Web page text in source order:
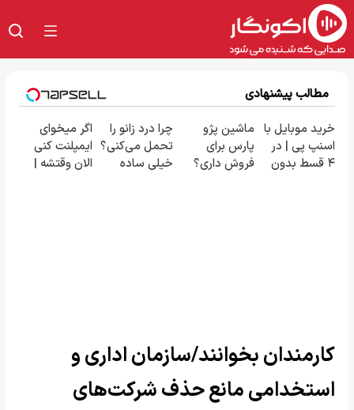
مطالب پیشنهادی
خرید موبایل با
اسنپ پی | در
۴ قسط بدون
ماشین پژو
پارس برای
فروش داری؟
چرا درد زانو را
تحمل می‌کنی؟
خیلی ساده
اگر میخوای
ایمپلنت کنی
الان وقتشه |
کارمندان بخوانند/سازمان اداری و
استخدامی مانع حذف شرکت‌های